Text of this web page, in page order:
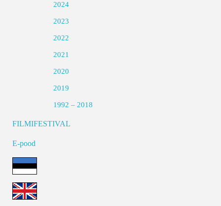
2024
2023
2022
2021
2020
2019
1992 – 2018
FILMIFESTIVAL
E-pood